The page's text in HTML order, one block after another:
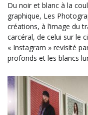
Du noir et blanc à la
graphique, Les
créations, à l’image du
carcéral, de celui sur le
« Instagram » revisité
profonds et les blancs